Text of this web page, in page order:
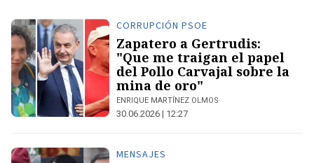
CORRUPCIÓN PSOE
Zapatero a Gertrudis:
"Que me traigan el papel
del Pollo Carvajal sobre la
mina de oro"
ENRIQUE MARTÍNEZ OLMOS
30.06.2026 | 12:27
MENSAJES